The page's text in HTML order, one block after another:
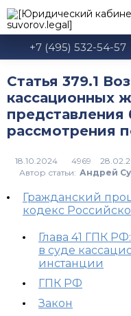
+7 (495) 532-54-57
Статья 379.1
кассационных
представления
рассмотрения
4969
Автор статьи: Андрей
Гражданский
кодекс
Глава 41 ГПК
в суде
инстанции
ГПК РФ
Закон